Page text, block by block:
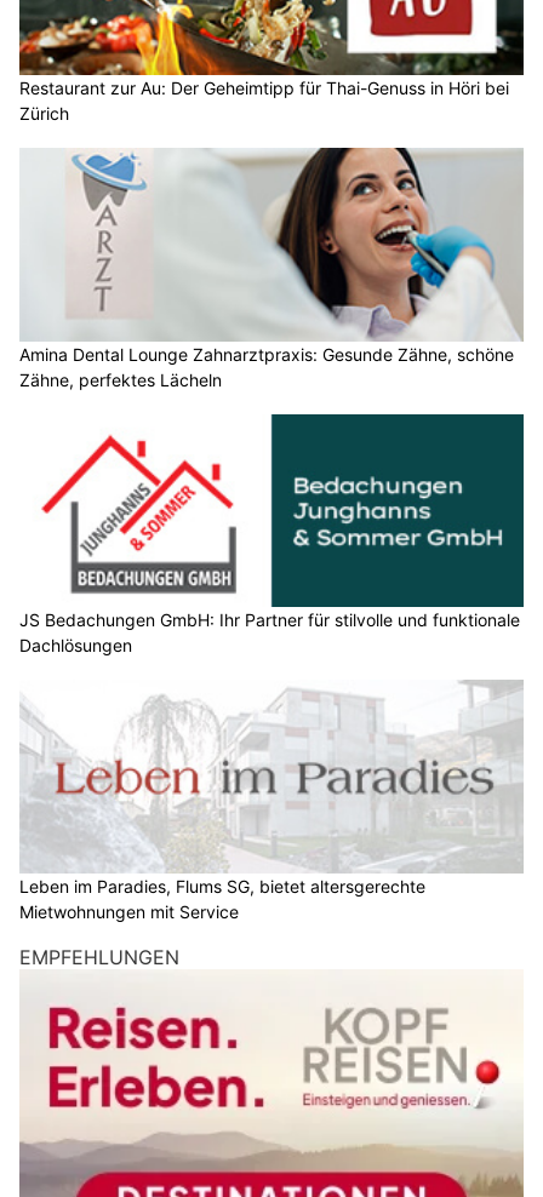
Restaurant zur Au: Der Geheimtipp für Thai-Genuss in Höri bei
Zürich
Amina Dental Lounge Zahnarztpraxis: Gesunde Zähne, schöne
Zähne, perfektes Lächeln
JS Bedachungen GmbH: Ihr Partner für stilvolle und funktionale
Dachlösungen
Leben im Paradies, Flums SG, bietet altersgerechte
Mietwohnungen mit Service
EMPFEHLUNGEN